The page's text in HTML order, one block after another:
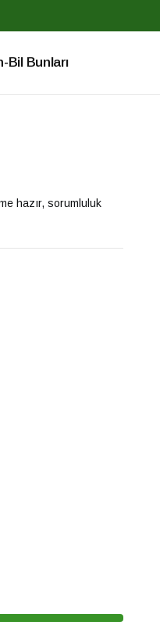
Bil Bunları
hazır, sorumluluk